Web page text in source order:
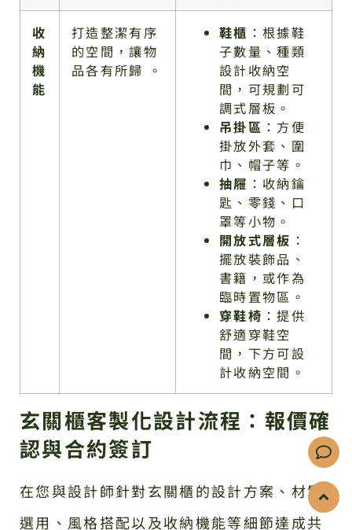
收
納
機
能
打造整潔有序
的空間，讓物
品各有所歸 。
鞋櫃 ：根據鞋
子數量、種類
設計收納空
間，可規劃可
調式層板。
吊掛區 ：方便
掛放外套、圍
巾、帽子等。
抽屜 ：收納鑰
匙、零錢、口
罩等小物。
開放式層板 ：
擺放裝飾品、
書籍，或作為
臨時置物區。
穿鞋椅 ：提供
舒適穿鞋空
間，下方可設
計收納空間。
玄關櫃客製化設計流程：報價確
認與合約簽訂
在您與設計師針對玄關櫃的設計方案、材質
選用、風格搭配以及收納機能等細節達成共